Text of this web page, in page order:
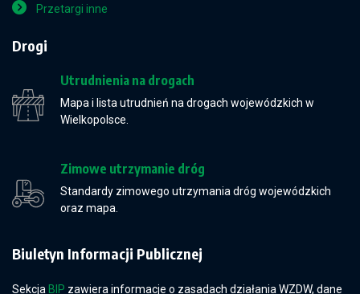
Przetargi inne
Drogi
Utrudnienia na drogach
Mapa i lista utrudnień na drogach wojewódzkich w
Wielkopolsce.
Zimowe utrzymanie dróg
Standardy zimowego utrzymania dróg wojewódzkich
oraz mapa.
Biuletyn Informacji Publicznej
Sekcja BIP zawiera informacje o zasadach działania WZDW, dane